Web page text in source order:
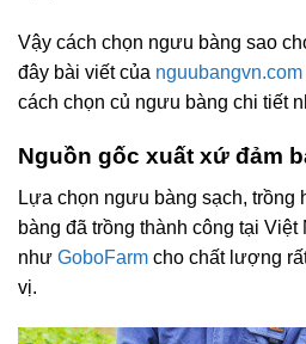
Vậy cách chọn ngưu bàng sao
đây bài viết của nguubangvn.com
cách chọn củ ngưu bàng chi tiết
Nguồn gốc xuất xứ đảm
Lựa chọn ngưu bàng sạch,
bàng đã trồng thành công tại
như GoboFarm cho chất lượng
vị.